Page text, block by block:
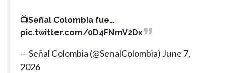
📺Señal Colombia fue…
pic.twitter.com/0D4FNmV2Dx
— Señal Colombia (@SenalColombia) June 7,
2026